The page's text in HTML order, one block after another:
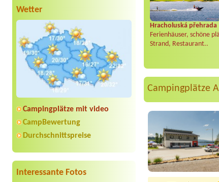
Wetter
Campingplätze mit video
CampBewertung
Durchschnittspreise
Interessante Fotos
Hracholuská přehrada
Ferienhäuser, schöne
Strand, Restaurant..
Campingplätze